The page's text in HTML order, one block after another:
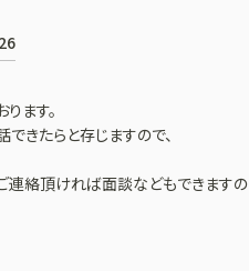
ます。
きたらと存じますので、
連絡頂ければ面談などもできますの